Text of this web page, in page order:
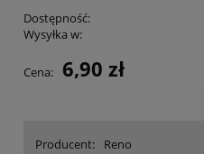
Dostępność:
Wysyłka w:
Cena: 6,90 zł
Producent: Reno